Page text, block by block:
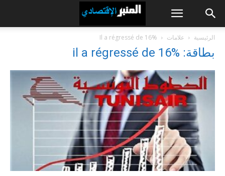
الرئيسية علامات Il a régressé de 16%
بطاقة: il a régressé de 16%